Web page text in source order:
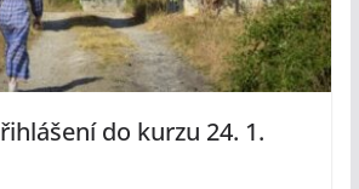
do kurzu 24. 1.